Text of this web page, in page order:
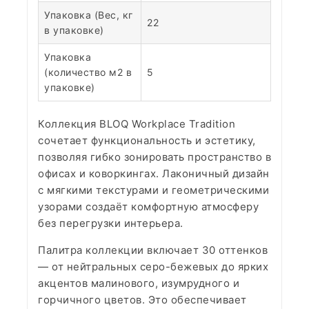
Упаковка (Вес, кг
в упаковке)
22
Упаковка
(количество м2 в
упаковке)
5
Коллекция BLOQ Workplace Tradition
сочетает функциональность и эстетику,
позволяя гибко зонировать пространство в
офисах и коворкингах. Лаконичный дизайн
с мягкими текстурами и геометрическими
узорами создаёт комфортную атмосферу
без перегрузки интерьера.
Палитра коллекции включает 30 оттенков
— от нейтральных серо-бежевых до ярких
акцентов малинового, изумрудного и
горчичного цветов. Это обеспечивает